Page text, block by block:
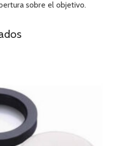
sobre el objetivo.